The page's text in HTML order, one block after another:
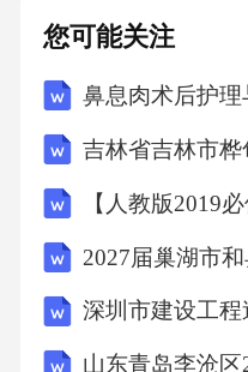
织依托“三会一课”、
次、专题研讨XX场
了xX次，形成领导
学的良好氛围。（三
观看《政绩观扭曲之
通报国有企业政绩观
盲目投资、虚假业绩
您可能关注
鼻息肉术后护